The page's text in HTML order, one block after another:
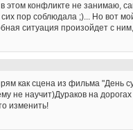
этом конфликте не занимаю,
пор соблюдала ;)... Но вот
ситуация произойдет с
как сцена из фильма "День
не научит)Дураков на
изменить!